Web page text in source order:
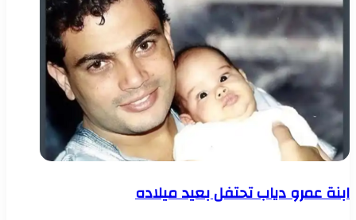
ابنة عمرو دياب تحتفل بعيد ميلاده